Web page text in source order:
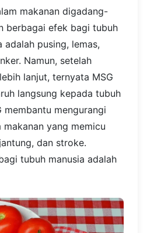
makanan digadang-
berbagai efek bagi tubuh
adalah pusing, lemas,
Namun, setelah
lanjut, ternyata MSG
langsung kepada tubuh
membantu mengurangi
yang memicu
dan stroke.
tubuh manusia adalah